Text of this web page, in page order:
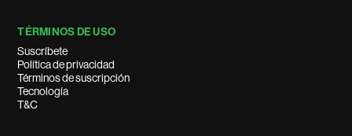
TÉRMINOS DE USO
Suscríbete
Política de privacidad
Términos de suscripción
Tecnología
T&C